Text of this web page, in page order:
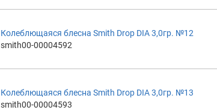
Колеблющаяся блесна Smith Drop DIA 3,0гр. №12
smith00-00004592
Колеблющаяся блесна Smith Drop DIA 3,0гр. №13
smith00-00004593